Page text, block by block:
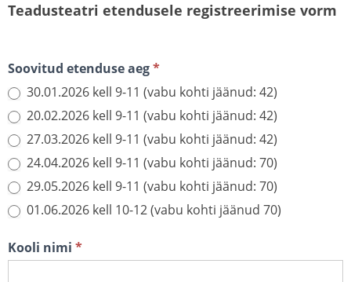
registreerimise
Teadusteatri etendusele registreerimise vorm
Soovitud etenduse aeg*
30.01.2026 kell 9-11 (vabu kohti jäänud: 42)
20.02.2026 kell 9-11 (vabu kohti jäänud: 42)
27.03.2026 kell 9-11 (vabu kohti jäänud: 42)
24.04.2026 kell 9-11 (vabu kohti jäänud: 70)
29.05.2026 kell 9-11 (vabu kohti jäänud: 70)
01.06.2026 kell 10-12 (vabu kohti jäänud 70)
Kooli nimi *